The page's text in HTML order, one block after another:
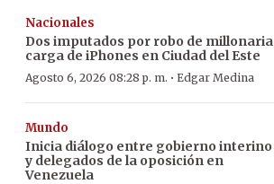
Nacionales
Dos imputados por robo de millonaria
carga de iPhones en Ciudad del Este
Agosto 6, 2026 08:28 p. m. · Edgar Medina
Mundo
Inicia diálogo entre gobierno interino
y delegados de la oposición en
Venezuela